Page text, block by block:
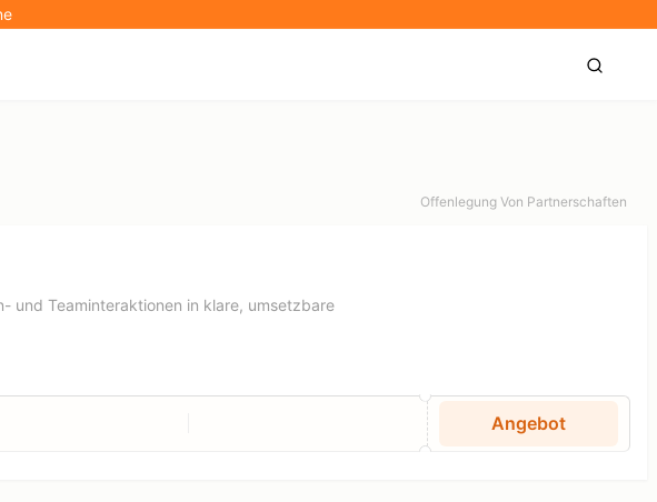
Offenlegung Von Partnerschaften
und Teaminteraktionen in klare, umsetzbare
Angebot